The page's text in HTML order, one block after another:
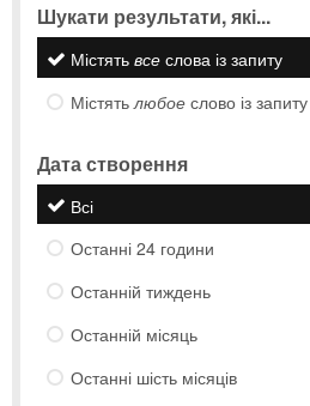
Шукати результати, які...
Містять все слова із запиту
Містять любое слово із запиту
Дата створення
Всі
Останні 24 години
Останній тиждень
Останній місяць
Останні шість місяців